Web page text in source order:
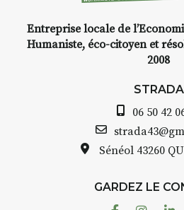
Entreprise locale de
Humaniste, éco-citoyen et
2008
STRADA
06 50 42
Sénéol 43260
GARDEZ LE